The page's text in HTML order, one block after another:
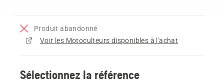
Produit abandonné
Voir les Motoculteurs disponibles à l'achat
Sélectionnez la référence